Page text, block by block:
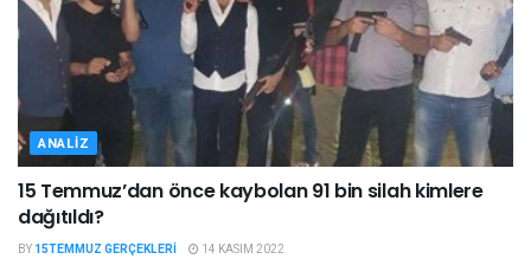
ANALIZ
15 Temmuz’dan önce kaybolan 91 bin silah kimlere
dağıtıldı?
BY 15TEMMUZ GERÇEKLERI 14 KASIM 2022